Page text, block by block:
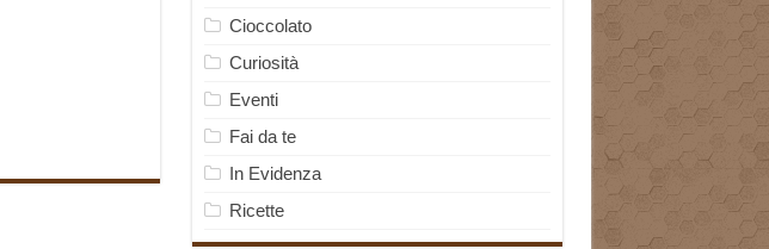
Cioccolato
Curiosità
Eventi
Fai da te
In Evidenza
Ricette